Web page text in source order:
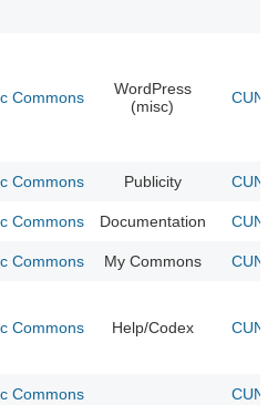
Commons
WordPress
(misc)
Commons Publicity
Commons Documentation
Commons My Commons
Commons Help/Codex
Commons